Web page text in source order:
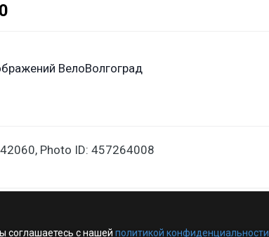
ВелоВолгоград
Photo ID: 457264008
соглашаетесь с нашей политикой конфиденциальности